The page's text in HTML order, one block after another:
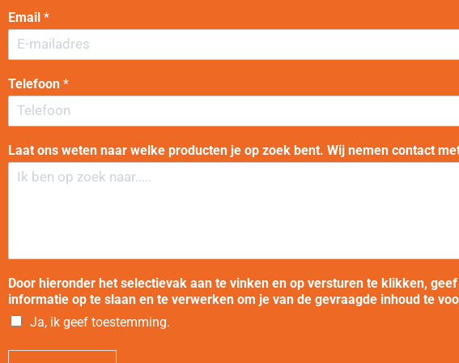
a
m
Email *
Telefoon *
Laat ons weten naar welke producten je op zoek bent. Wij nemen contact
Door hieronder het selectievak aan te vinken en op versturen te klikken,
informatie op te slaan en te verwerken om je van de gevraagde inhoud te
Ja, ik geef toestemming.